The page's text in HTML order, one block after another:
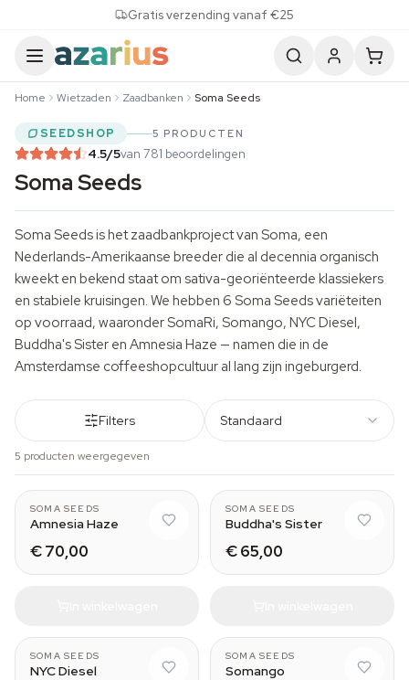
Gratis verzending vanaf €25
Home Wietzaden Zaadbanken Soma Seeds
SEEDSHOP 5 PRODUCTEN
4.5/5van 781 beoordelingen
Soma Seeds
Soma Seeds is het zaadbankproject van Soma, een
Nederlands-Amerikaanse breeder die al decennia organisch
kweekt en bekend staat om sativa-georiënteerde klassiekers
en stabiele kruisingen. We hebben 6 Soma Seeds variëteiten
op voorraad, waaronder SomaRi, Somango, NYC Diesel,
Buddha's Sister en Amnesia Haze — namen die in de
Amsterdamse coffeeshopcultuur al lang zijn ingeburgerd.
Filters Standaard
5 producten weergegeven
SOMA SEEDS
Amnesia Haze
€ 70,00
SOMA SEEDS
Buddha's Sister
€ 65,00
SOMA SEEDS
NYC Diesel
SOMA SEEDS
Somango